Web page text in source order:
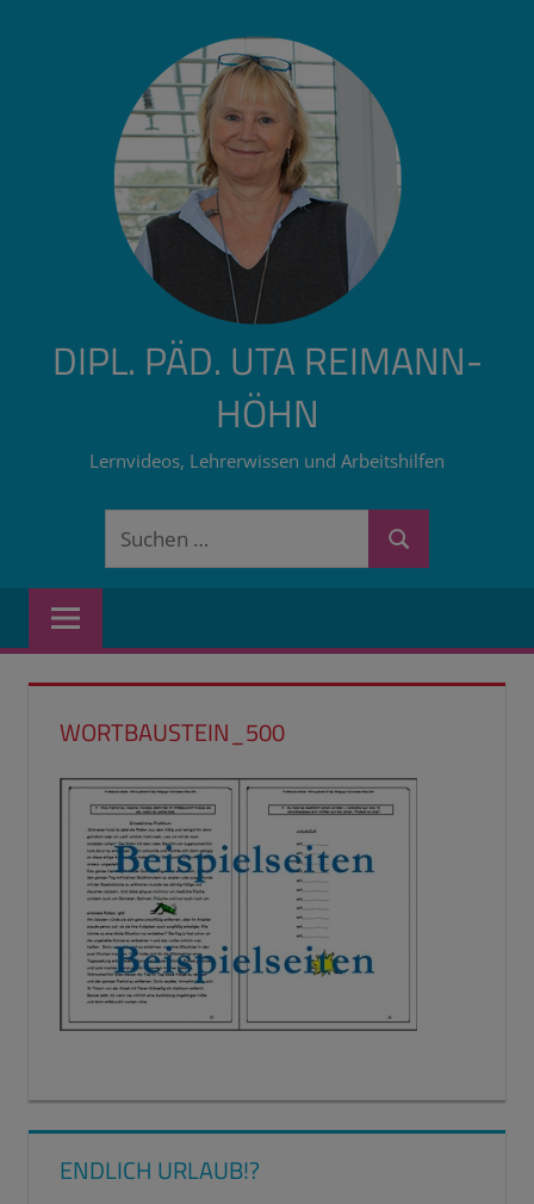
DIPL. PÄD. UTA REIMANN-
HÖHN
Lernvideos, Lehrerwissen und Arbeitshilfen
Suchen
Suchen
WORTBAUSTEIN_500
ENDLICH URLAUB!?